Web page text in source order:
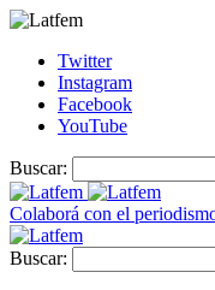
Twitter
Instagram
Facebook
YouTube
Buscar:
Colaborá con el
Buscar: